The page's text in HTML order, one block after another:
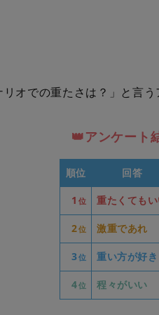
リオでの重たさは？」と言
👑アンケート
順位 回答
1 位 重たくても
2位 激重であれ
3位 重い方が好き
4位 程々がいい